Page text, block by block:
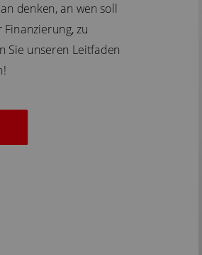
denken, an wen soll
Finanzierung, zu
Sie unseren Leitfaden